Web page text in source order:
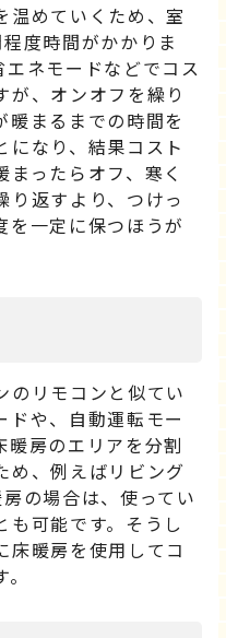
温めていくため、室
度時間がかかりま
ネモードなどでコス
が、オンオフを繰り
暖まるまでの時間を
になり、結果コスト
ったらオフ、寒く
り返すより、つけっ
を一定に保つほうが
のリモコンと似てい
ドや、自動運転モー
暖房のエリアを分割
め、例えばリビング
の場合は、使ってい
も可能です。そうし
床暖房を使用してコ